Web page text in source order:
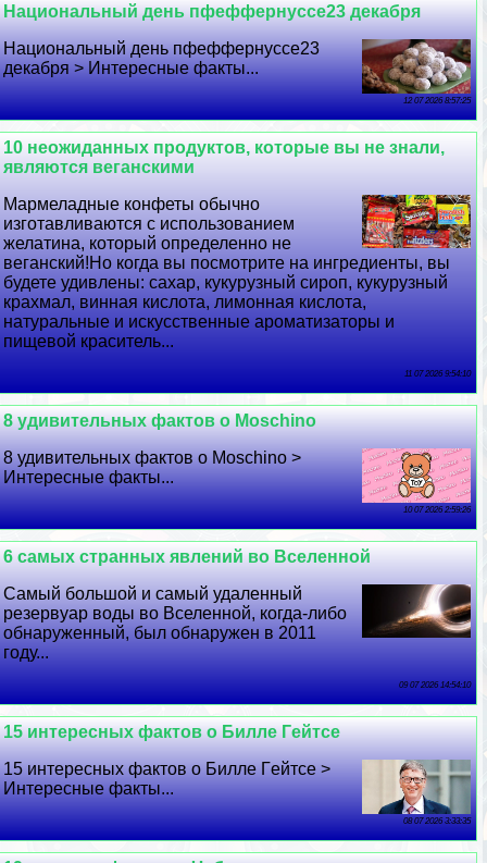
Национальный день пфеффернуссе23 декабря
Национальный день пфеффернуссе23
декабря > Интересные факты...
12 07 2026 8:57:25
10 неожиданных продуктов, которые вы не знали,
являются веганскими
Мармеладные конфеты обычно
изготавливаются с использованием
желатина, который определенно не
веганский!Но когда вы посмотрите на ингредиенты, вы
будете удивлены: сахар, кукурузный сироп, кукурузный
крахмал, винная кислота, лимонная кислота,
натуральные и искусственные ароматизаторы и
пищевой краситель...
11 07 2026 9:54:10
8 удивительных фактов о Moschino
8 удивительных фактов о Moschino >
Интересные факты...
10 07 2026 2:59:26
6 самых странных явлений во Вселенной
Самый большой и самый удаленный
резервуар воды во Вселенной, когда-либо
обнаруженный, был обнаружен в 2011
году...
09 07 2026 14:54:10
15 интересных фактов о Билле Гeйтсе
15 интересных фактов о Билле Гeйтсе >
Интересные факты...
08 07 2026 3:33:35